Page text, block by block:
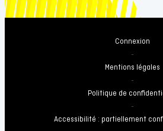
Connexion
-
Mentions légales
-
Politique de
-
Accessibilité : partiellement